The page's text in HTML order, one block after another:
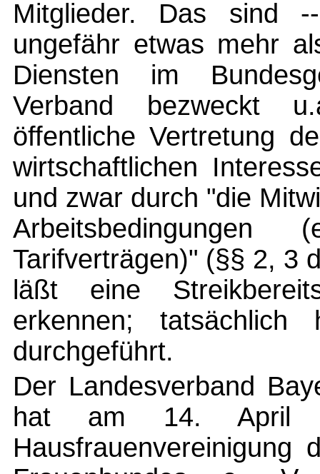
Mitglieder. Das sind
ungefähr etwas mehr
Diensten im
Verband bezweckt
öffentliche Vertretung
wirtschaftlichen
und zwar durch "die
Tarifverträgen)" (§§ 2, 3
läßt eine
erkennen;
durchgeführt.
Der Landesverband
hat am 14. April
Hausfrauenvereinigung